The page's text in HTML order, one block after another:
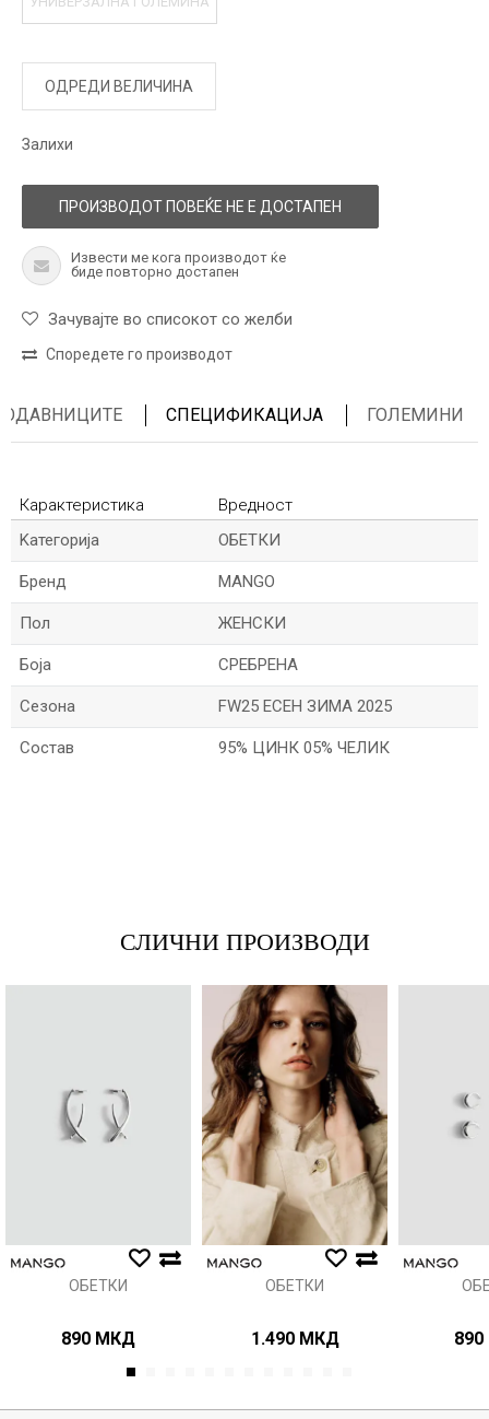
ОДРЕДИ ВЕЛИЧИНА
Залихи
ПРОИЗВОДОТ ПОВЕЌЕ НЕ Е ДОСТАПЕН
Извести ме кога производот ќе
биде повторно достапен
Зачувајте во списокот со желби
Споредете го производот
СПЕЦИФИКАЦИЈА ГОЛЕМИНИ
Карактеристика
Вредност
Kатегорија
ОБЕТКИ
Бренд MANGO
Пол ЖЕНСКИ
Боја СРЕБРЕНА
Сезона FW25 ЕСЕН ЗИМА 2025
Состав 95% ЦИНК 05% ЧЕЛИК
Анти спам заштита - пресметајте колку е 6 - 1 :
СЛИЧНИ ПРОИЗВОДИ
ОБЕТКИ
890 МКД
ОБЕТКИ
1.490 МКД 890
1